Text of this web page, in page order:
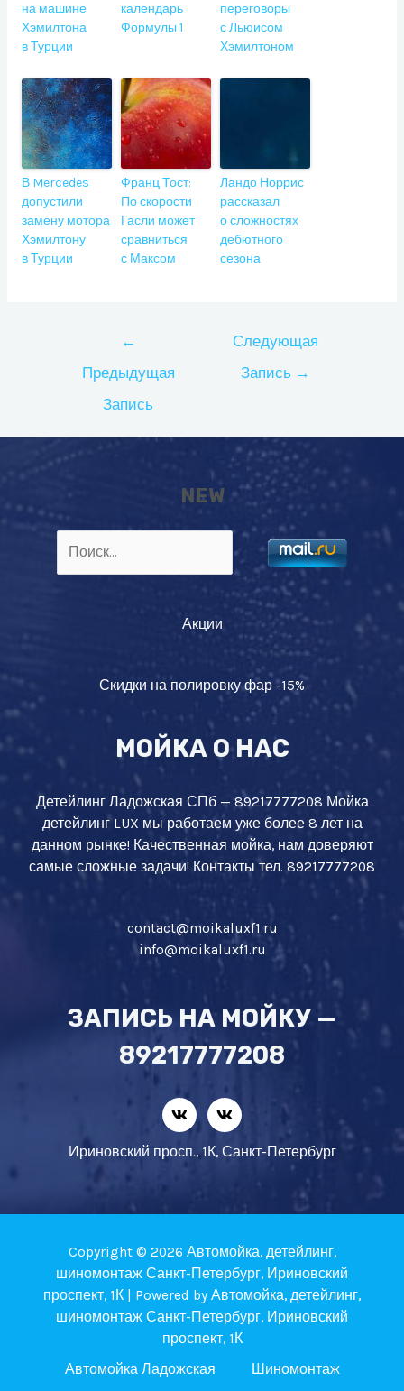
на машине
Хэмилтона
в Турции
календарь
Формулы 1
переговоры
с Льюисом
Хэмилтоном
В Mercedes
допустили
замену мотора
Хэмилтону
в Турции
Франц Тост:
По скорости
Гасли может
сравниться
с Максом
Ландо Норрис
рассказал
о сложностях
дебютного
сезона
записям
←
Предыдущая
Запись
Следующая
Запись →
NEW
Акции
Скидки на полировку фар -15%
МОЙКА О НАС
Детейлинг Ладожская СПб — 89217777208 Мойка
детейлинг LUX мы работаем уже более 8 лет на
данном рынке! Качественная мойка, нам доверяют
самые сложные задачи! Контакты тел. 89217777208
contact@moikaluxf1.ru
info@moikaluxf1.ru
ЗАПИСЬ НА МОЙКУ —
89217777208
Ириновский просп., 1К, Санкт-Петербург
Copyright © 2026 Автомойка, детейлинг,
шиномонтаж Санкт-Петербург, Ириновский
проспект, 1К | Powered by Автомойка, детейлинг,
шиномонтаж Санкт-Петербург, Ириновский
проспект, 1К
Автомойка Ладожская
Шиномонтаж